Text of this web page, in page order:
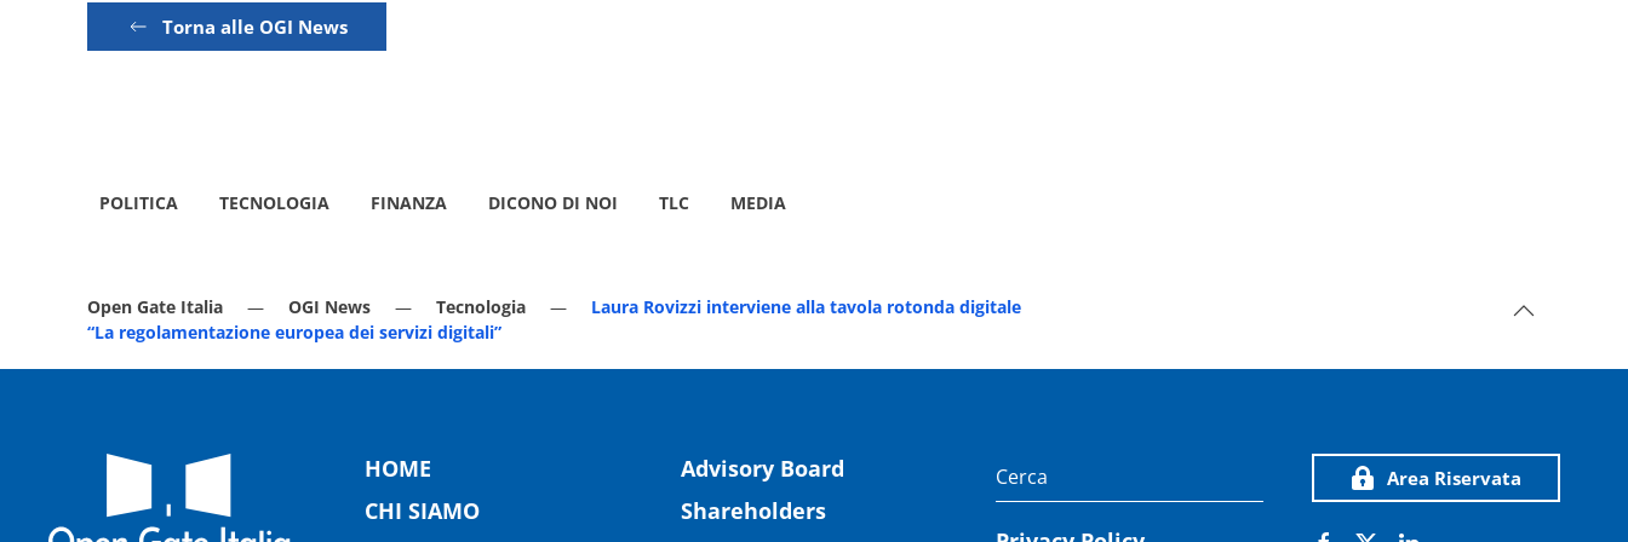
Torna alle OGI News
POLITICA TECNOLOGIA FINANZA DICONO DI NOI TLC MEDIA
Open Gate Italia OGI News Tecnologia
Laura Rovizzi interviene alla tavola rotonda digitale
“La regolamentazione europea dei servizi digitali”
HOME
CHI SIAMO
Advisory Board
Shareholders
Area Riservata